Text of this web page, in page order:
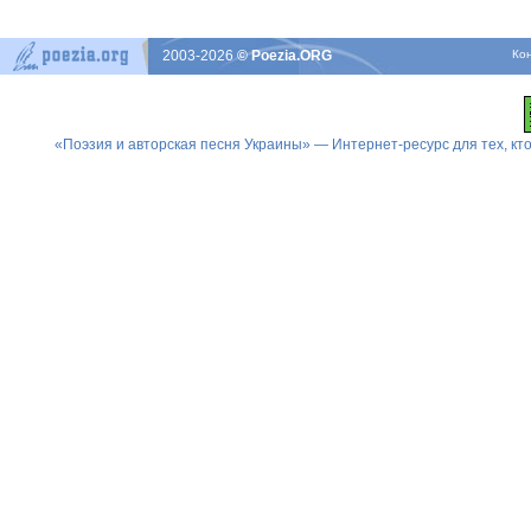
2003-2026© Poezia.ORG
«Поэзия и авторская песня Украины» — Интернет-ресурс для тех,